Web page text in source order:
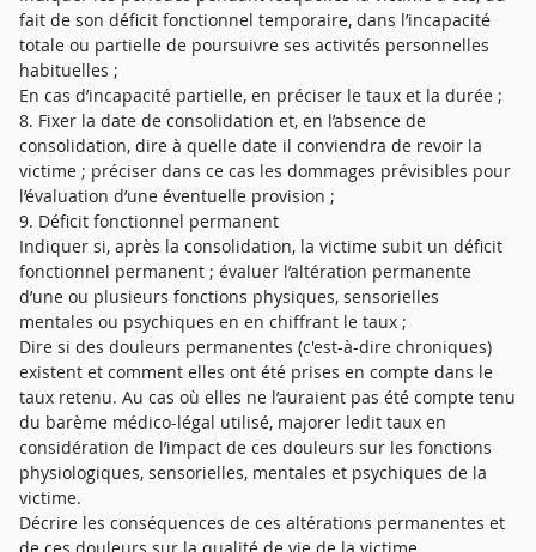
fait de son déficit fonctionnel temporaire, dans l’incapacité
totale ou partielle de poursuivre ses activités personnelles
habituelles ;
En cas d’incapacité partielle, en préciser le taux et la durée ;
8. Fixer la date de consolidation et, en l’absence de
consolidation, dire à quelle date il conviendra de revoir la
victime ; préciser dans ce cas les dommages prévisibles pour
l’évaluation d’une éventuelle provision ;
9. Déficit fonctionnel permanent
Indiquer si, après la consolidation, la victime subit un déficit
fonctionnel permanent ; évaluer l’altération permanente
d’une ou plusieurs fonctions physiques, sensorielles
mentales ou psychiques en en chiffrant le taux ;
Dire si des douleurs permanentes (c'est-à-dire chroniques)
existent et comment elles ont été prises en compte dans le
taux retenu. Au cas où elles ne l’auraient pas été compte tenu
du barème médico-légal utilisé, majorer ledit taux en
considération de l’impact de ces douleurs sur les fonctions
physiologiques, sensorielles, mentales et psychiques de la
victime.
Décrire les conséquences de ces altérations permanentes et